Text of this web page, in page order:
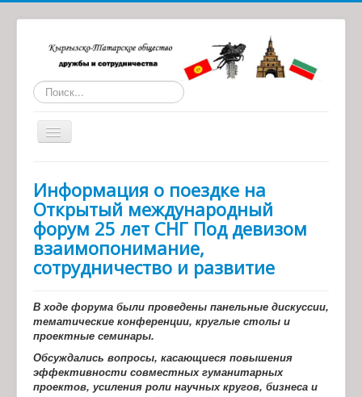
Искать...
Toggle
О нас
Статьи
Обратная связь
Наши партнеры
Архив материалов
Информация о поездке на
Открытый международный
форум 25 лет СНГ Под девизом
взаимопонимание,
сотрудничество и развитие
В ходе форума были проведены панельные дискуссии,
тематические конференции, круглые столы и
проектные семинары.
Обсуждались вопросы, касающиеся повышения
эффективности совместных гуманитарных
проектов, усиления роли научных кругов, бизнеса и